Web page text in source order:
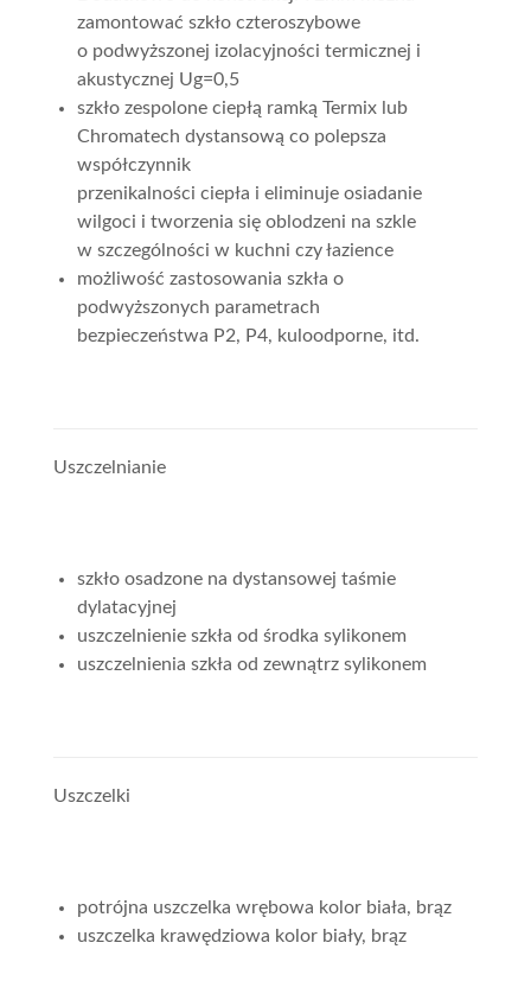
zamontować szkło czteroszybowe
o podwyższonej izolacyjności termicznej i
akustycznej Ug=0,5
szkło zespolone ciepłą ramką Termix lub
Chromatech dystansową co polepsza
współczynnik
przenikalności ciepła i eliminuje osiadanie
wilgoci i tworzenia się oblodzeni na szkle
w szczególności w kuchni czy łazience
możliwość zastosowania szkła o
podwyższonych parametrach
bezpieczeństwa P2, P4, kuloodporne, itd.
Uszczelnianie
szkło osadzone na dystansowej taśmie
dylatacyjnej
uszczelnienie szkła od środka sylikonem
uszczelnienia szkła od zewnątrz sylikonem
Uszczelki
potrójna uszczelka wrębowa kolor biała, brąz
uszczelka krawędziowa kolor biały, brąz